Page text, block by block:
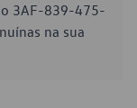
3AF-839-475-
na sua